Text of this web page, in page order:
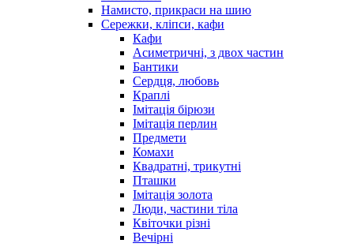
Намисто, прикраси на шию
Сережки, кліпси, кафи
Кафи
Асиметричні, з двох частин
Бантики
Сердця, любовь
Краплі
Імітація бірюзи
Імітація перлин
Предмети
Комахи
Квадратні, трикутні
Пташки
Імітація золота
Люди, частини тіла
Квіточки різні
Вечірні